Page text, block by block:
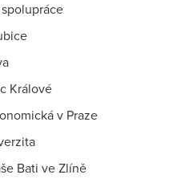
Králové
v Praze
Bati ve Zlíně